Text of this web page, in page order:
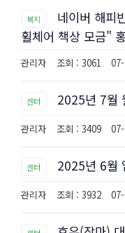
복지
네이버 해피
휠체어 책상 모금"
관리자 조회 : 3061
센터 2025년 7월
관리자 조회 : 3409
센터 2025년 6월
관리자 조회 : 3932